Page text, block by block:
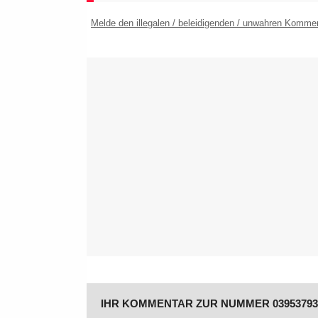
Melde den illegalen / beleidigenden / unwahren
IHR KOMMENTAR ZUR NUMMER